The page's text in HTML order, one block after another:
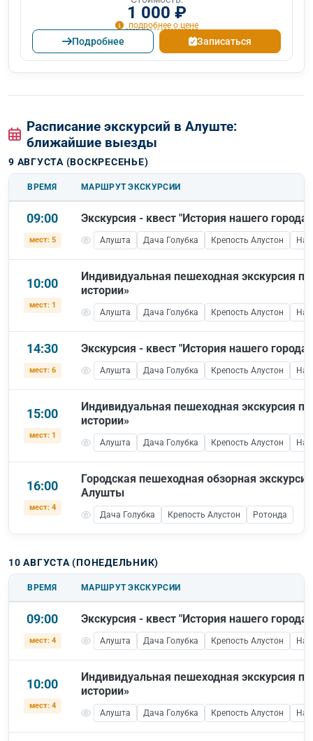
1 000 ₽
подробнее о цене
Подробнее Записаться
Расписание экскурсий в Алуште:
ближайшие выезды
9 АВГУСТА (ВОСКРЕСЕНЬЕ)
ВРЕМЯ МАРШРУТ ЭКСКУРСИИ
09:00
мест: 5
Экскурсия - квест "История нашего города"
Алушта Дача Голубка Крепость Алустон
10:00
мест: 1
Индивидуальная пешеходная экскурсия
истории»
Алушта Дача Голубка Крепость Алустон
14:30
мест: 6
Экскурсия - квест "История нашего города"
Алушта Дача Голубка Крепость Алустон
15:00
мест: 1
Индивидуальная пешеходная экскурсия
истории»
Алушта Дача Голубка Крепость Алустон
16:00
мест: 4
Городская пешеходная обзорная
Алушты
Дача Голубка Крепость Алустон Ротонда
10 АВГУСТА (ПОНЕДЕЛЬНИК)
ВРЕМЯ МАРШРУТ ЭКСКУРСИИ
09:00
мест: 4
Экскурсия - квест "История нашего города"
Алушта Дача Голубка Крепость Алустон
10:00
мест: 4
Индивидуальная пешеходная экскурсия
истории»
Алушта Дача Голубка Крепость Алустон